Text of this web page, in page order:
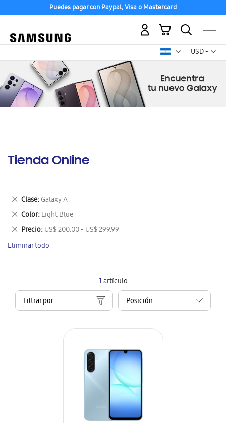
Puedes pagar con Paypal, Visa o Mastercard
USD -
dólar
Mi carrito
Tienda Online
1artículo
Filtrar por
Clase Galaxy A
Eliminar
este
artículo
Color Light Blue
Eliminar
este
artículo
Precio US$ 200.00 - US$ 299.99
Eliminar
este
artículo
Eliminar todo